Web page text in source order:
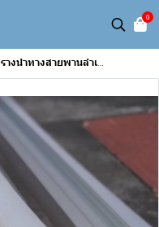
0
รางนำทางสายพานลำเลียง รูปตัวตะขอ